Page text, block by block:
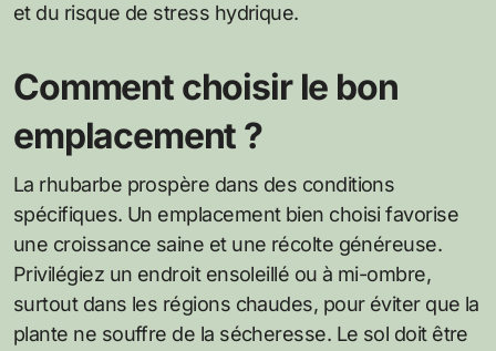
et du risque de stress hydrique.
Comment choisir le bon
emplacement ?
La rhubarbe prospère dans des conditions
spécifiques. Un emplacement bien choisi favorise
une croissance saine et une récolte généreuse.
Privilégiez un endroit ensoleillé ou à mi-ombre,
surtout dans les régions chaudes, pour éviter que la
plante ne souffre de la sécheresse. Le sol doit être